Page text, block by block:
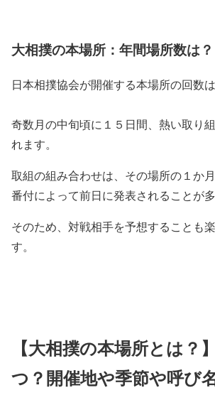
大相撲の本場所：年間場所数は？
日本相撲協会が開催する本場所の回数は
奇数月の中旬頃に１５日間、熱い取り
れます。
取組の組み合わせは、その場所の１か
番付によって前日に発表されることが多
そのため、対戦相手を予想することも
す。
【大相撲の本場所とは？
つ？開催地や季節や呼び